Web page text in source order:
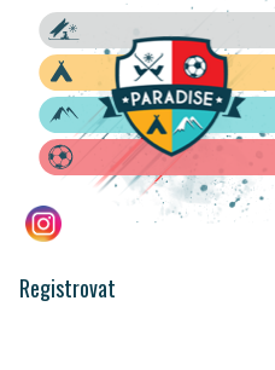
Registrovat